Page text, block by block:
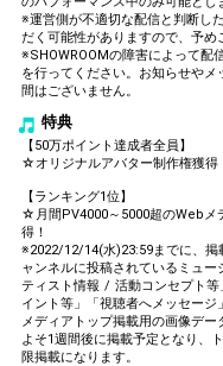
※運営側が不適切な配信と判断し
だく可能性がありますので、予め
※SHOWROOMの障害によって配
を行ってください。お知らせや
間はございません。
特典
【50万ポイント達成者全員】
☆オリジナルアバター制作権獲得
【ランキング1位】
☆月間PV4000～5000超のWebメ
得！
※2022/12/14(水)23:59までに、
ャンネルに投稿されているミュ
ティスト情報 / 活動コンセプト
イント等」「視聴者へメッセー
メディアトップ掲載用の画像デ
よそ1週間後に掲載予定となり、
限掲載になります。